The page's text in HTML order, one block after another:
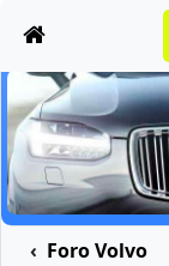
Foro Volvo